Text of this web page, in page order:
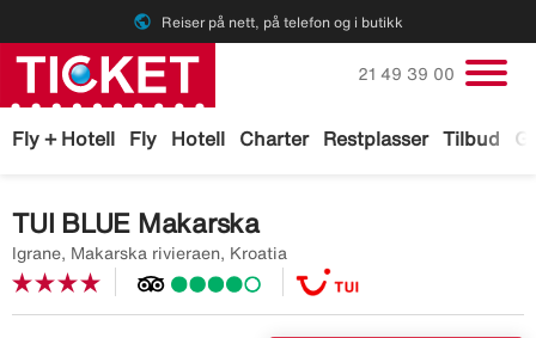
public Reiser på nett, på telefon og i butikk
Fly + Hotell Fly Hotell Charter Restplasser Tilbud
Ring oss på
21 49 39 00
TUI BLUE Makarska
Igrane, Makarska rivieraen, Kroatia